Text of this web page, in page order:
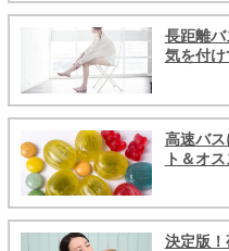
長距離
気を付け
高速バ
ト＆オ
決定版